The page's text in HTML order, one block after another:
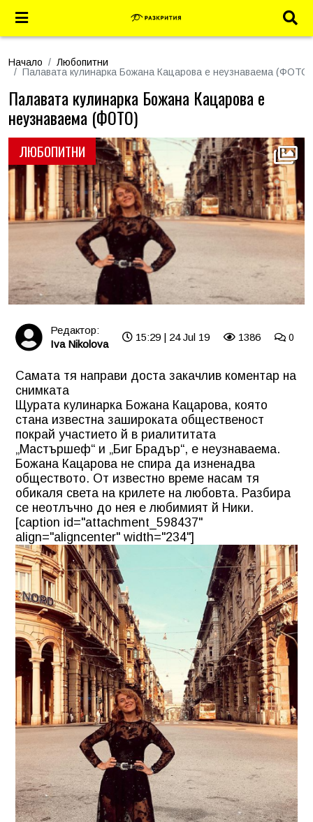
Начало
Любопитни
Палавата кулинарка Божана Кацарова е неузнаваема (ФОТО)
ЛЮБОПИТНИ
Палавата кулинарка Божана Кацарова е
неузнаваема (ФОТО)
Редактор:
Iva Nikolova
15:29 | 24 Jul 19 1386 0
Самата тя направи доста закачлив коментар на
снимката
Щурата кулинарка Божана Кацарова, която
стана известна зашироката общественост
покрай участието й в риалититата
„Мастършеф“ и „Биг Брадър“, е неузнаваема.
Божана Кацарова не спира да изненадва
обществото. От известно време насам тя
обикаля света на крилете на любовта. Разбира
се неотлъчно до нея е любимият й Ники.
[caption id="attachment_598437"
align="aligncenter" width="234"]